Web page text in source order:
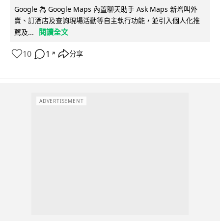
Google 為 Google Maps 內置聊天助手 Ask Maps 新增叫外
賣、訂酒店及查詢現場活動等自主執行功能，並引入個人化推
薦及...
閱讀全文
10 1 ↗ 分享
ADVERTISEMENT